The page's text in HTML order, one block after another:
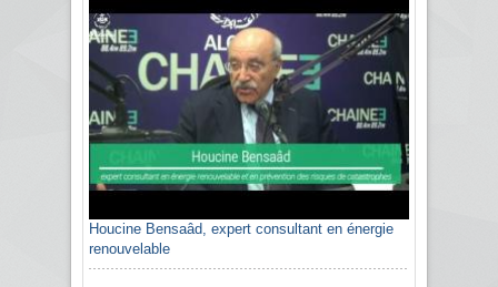
Houcine Bensaâd, expert consultant en énergie
renouvelable